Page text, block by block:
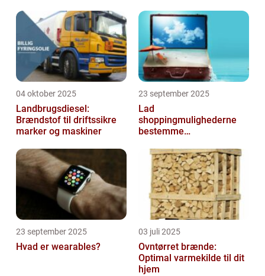
04 oktober 2025
Landbrugsdiesel:
Brændstof til driftssikre
marker og maskiner
23 september 2025
Lad
shoppingmulighederne
bestemme
23 september 2025
Hvad er wearables?
03 juli 2025
Ovntørret brænde:
Optimal varmekilde til dit
hjem